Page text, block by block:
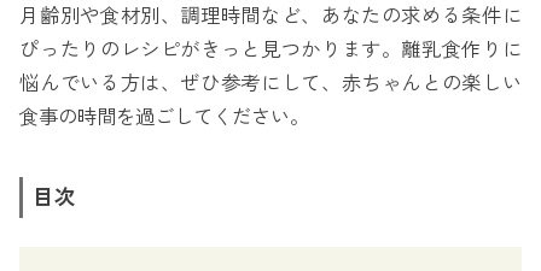
月齢別や食材別、調理時間など、あなたの求める条件に
ぴったりのレシピがきっと見つかります。離乳食作りに
悩んでいる方は、ぜひ参考にして、赤ちゃんとの楽しい
食事の時間を過ごしてください。
目次